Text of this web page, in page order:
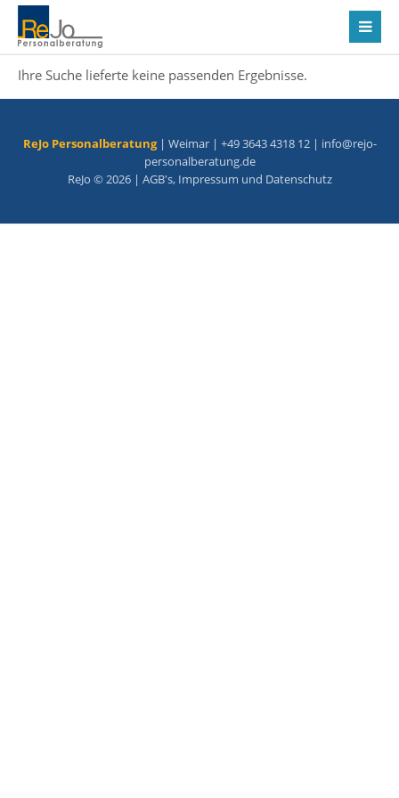
Ihre Suche lieferte keine passenden Ergebnisse.
ReJo Personalberatung| Weimar | +49 3643 4318 12 | info@rejo-
personalberatung.de
ReJo © 2026 | AGB's, Impressum und Datenschutz